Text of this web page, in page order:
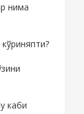
нима
каби